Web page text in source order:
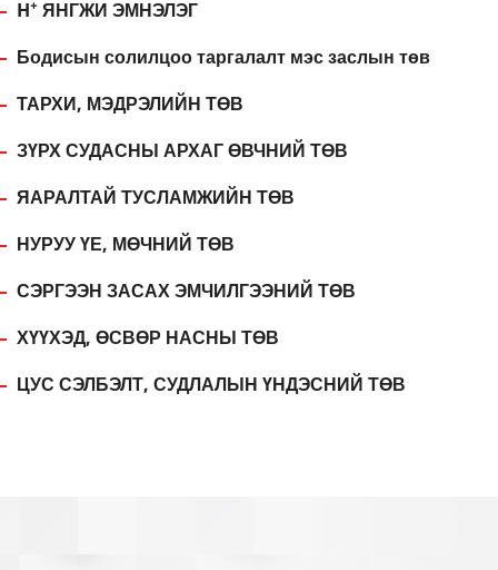
H+ ЯНГЖИ ЭМНЭЛЭГ
Бодисын солилцоо таргалалт мэс заслын төв
ТАРХИ, МЭДРЭЛИЙН ТӨВ
ЗҮРХ СУДАСНЫ АРХАГ ӨВЧНИЙ ТӨВ
ЯАРАЛТАЙ ТУСЛАМЖИЙН ТӨВ
НУРУУ ҮЕ, МӨЧНИЙ ТӨВ
СЭРГЭЭН ЗАСАХ ЭМЧИЛГЭЭНИЙ ТӨВ
ХҮҮХЭД, ӨСВӨР НАСНЫ ТӨВ
ЦУС СЭЛБЭЛТ, СУДЛАЛЫН ҮНДЭСНИЙ ТӨВ